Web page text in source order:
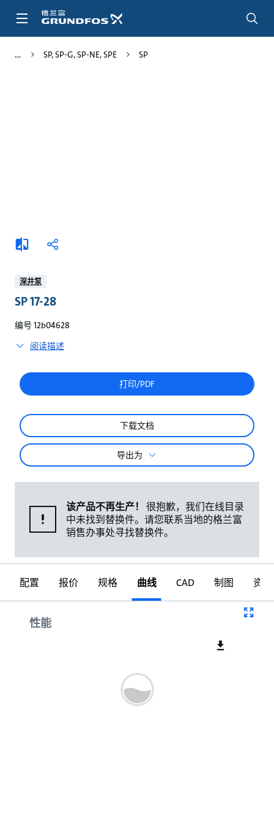
SP, SP-G, SP-NE, SPE SP
添
加
较
分
深井泵
SP 17-28
编号 12b04628
阅读描述
打印/PDF
下载文档
导出为
该产品不再生产！
很抱歉，我们在线目录
中未找到替换件。请您联系当地的格兰富
销售办事处寻找替换件。
配置 报价 规格 曲线 CAD 制图 资料
性能